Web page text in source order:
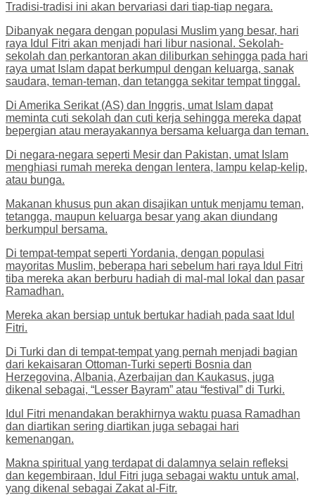
Tradisi-tradisi ini akan bervariasi dari tiap-tiap negara.
Dibanyak negara dengan populasi Muslim yang besar, hari
raya Idul Fitri akan menjadi hari libur nasional. Sekolah-
sekolah dan perkantoran akan diliburkan sehingga pada hari
raya umat Islam dapat berkumpul dengan keluarga, sanak
saudara, teman-teman, dan tetangga sekitar tempat tinggal.
Di Amerika Serikat (AS) dan Inggris, umat Islam dapat
meminta cuti sekolah dan cuti kerja sehingga mereka dapat
bepergian atau merayakannya bersama keluarga dan teman.
Di negara-negara seperti Mesir dan Pakistan, umat Islam
menghiasi rumah mereka dengan lentera, lampu kelap-kelip,
atau bunga.
Makanan khusus pun akan disajikan untuk menjamu teman,
tetangga, maupun keluarga besar yang akan diundang
berkumpul bersama.
Di tempat-tempat seperti Yordania, dengan populasi
mayoritas Muslim, beberapa hari sebelum hari raya Idul Fitri
tiba mereka akan berburu hadiah di mal-mal lokal dan pasar
Ramadhan.
Mereka akan bersiap untuk bertukar hadiah pada saat Idul
Fitri.
Di Turki dan di tempat-tempat yang pernah menjadi bagian
dari kekaisaran Ottoman-Turki seperti Bosnia dan
Herzegovina, Albania, Azerbaijan dan Kaukasus, juga
dikenal sebagai, “Lesser Bayram” atau “festival” di Turki.
Idul Fitri menandakan berakhirnya waktu puasa Ramadhan
dan diartikan sering diartikan juga sebagai hari
kemenangan.
Makna spiritual yang terdapat di dalamnya selain refleksi
dan kegembiraan, Idul Fitri juga sebagai waktu untuk amal,
yang dikenal sebagai Zakat al-Fitr.